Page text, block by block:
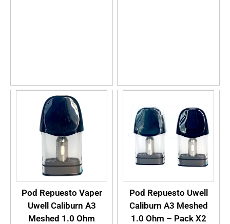
VER DETALLES
Pod Repuesto Vaper
Uwell Caliburn A3
Meshed 1.0 Ohm
VER DETALLES
Pod Repuesto Uwell
Caliburn A3 Meshed
1.0 Ohm – Pack X2